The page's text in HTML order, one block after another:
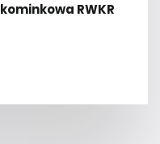
kominkowa RWKR